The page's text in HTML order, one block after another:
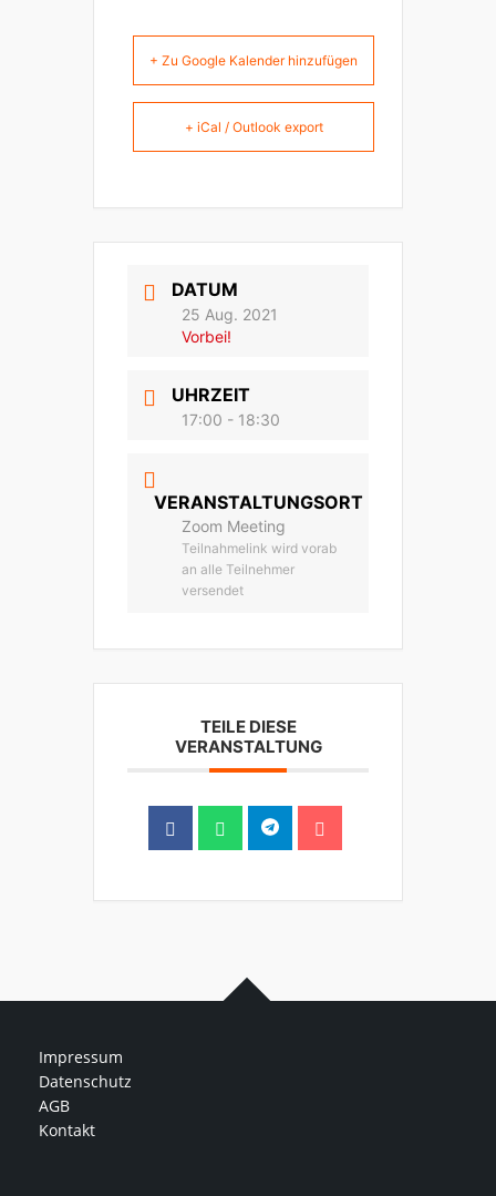
+ Zu Google Kalender hinzufügen
+ iCal / Outlook export
DATUM
25 Aug. 2021
Vorbei!
UHRZEIT
17:00 - 18:30
VERANSTALTUNGSORT
Zoom Meeting
Teilnahmelink wird vorab
an alle Teilnehmer
versendet
TEILE DIESE
VERANSTALTUNG
Impressum
Datenschutz
AGB
Kontakt